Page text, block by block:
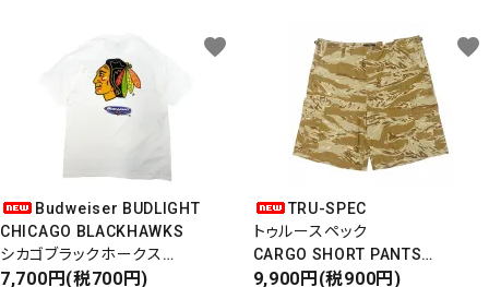
Budweiser BUDLIGHT
CHICAGO BLACKHAWKS
シカゴブラックホークス
半袖Tシャツ
7,700円(税700円)
favorite
TRU-SPEC
トゥルースペック
CARGO SHORT PANTS
カーゴショートパンツ
9,900円(税900円)
favorite